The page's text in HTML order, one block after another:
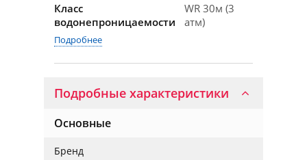
Класс
водонепроницаемости
WR 30м (3
атм)
Подробнее
Подробные характеристики
Основные
Бренд